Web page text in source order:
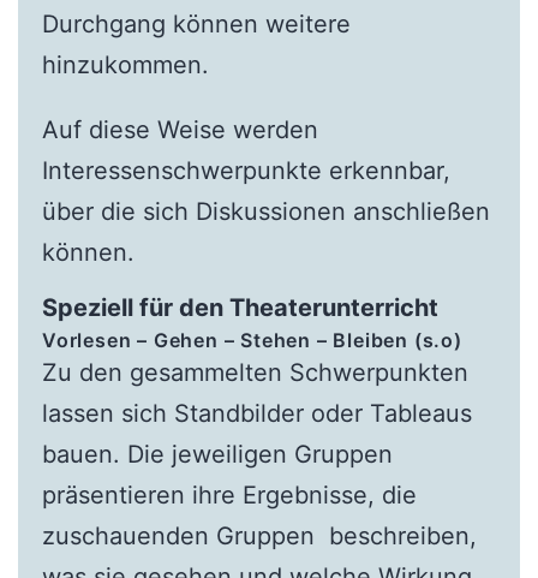
Durchgang können weitere
hinzukommen.
Auf diese Weise werden
Interessenschwerpunkte erkennbar,
über die sich Diskussionen anschließen
können.
Speziell für den Theaterunterricht
Vorlesen – Gehen – Stehen – Bleiben (s.o)
Zu den gesammelten Schwerpunkten
lassen sich Standbilder oder Tableaus
bauen. Die jeweiligen Gruppen
präsentieren ihre Ergebnisse, die
zuschauenden Gruppen beschreiben,